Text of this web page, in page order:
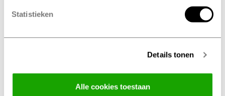
Statistieken
Details tonen
Alle cookies toestaan
Vervang je banden op tijd
autobanden is 1,6mm. Wij adviseren voor een optimale
veiligheid om je banden bij 2 mm profieldiepte te
vervangen. Voor winterbanden adviseren wij om met